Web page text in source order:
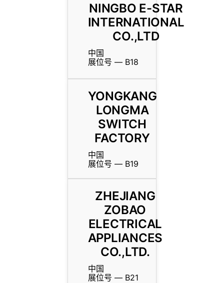
NINGBO E-STAR
INTERNATIONAL
CO.,LTD
中国
展位号 — B18
YONGKANG
LONGMA
SWITCH
FACTORY
中国
展位号 — B19
ZHEJIANG
ZOBAO
ELECTRICAL
APPLIANCES
CO.,LTD.
中国
展位号 — B21